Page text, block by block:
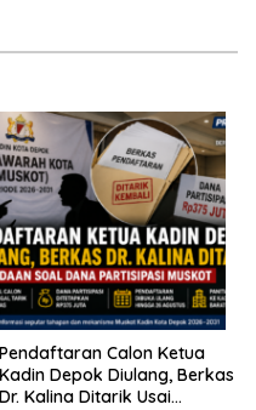
Pendaftaran Calon Ketua
Kadin Depok Diulang, Berkas
Dr. Kalina Ditarik Usai